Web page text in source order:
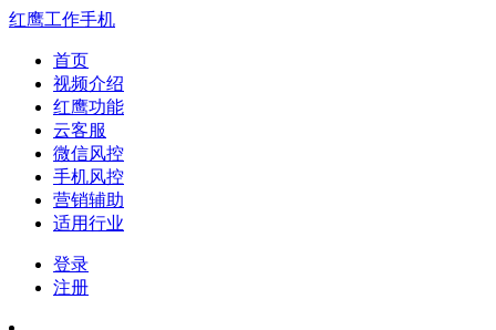
红鹰工作手机
首页
视频介绍
红鹰功能
云客服
微信风控
手机风控
营销辅助
适用行业
登录
注册